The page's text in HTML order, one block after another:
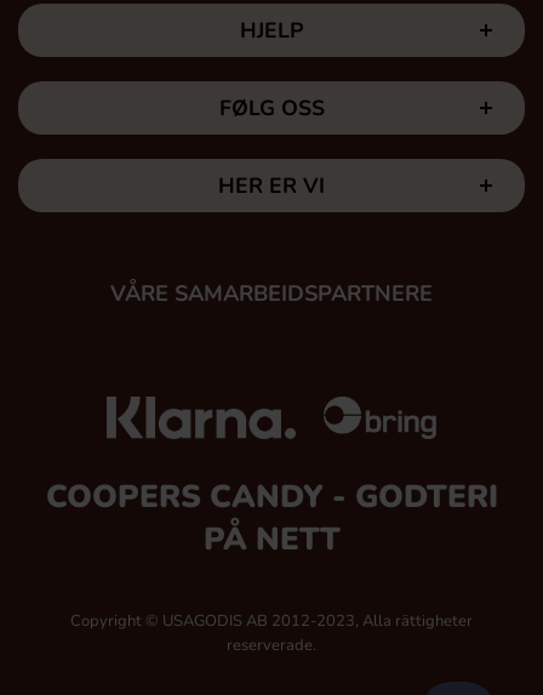
HJELP
FØLG OSS
HER ER VI
VÅRE SAMARBEIDSPARTNERE
COOPERS CANDY - GODTERI
PÅ NETT
Copyright © USAGODIS AB 2012-2023, Alla rättigheter
reserverade.